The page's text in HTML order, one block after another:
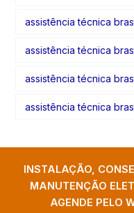
assistência técnica
assistência técnica
assistência técnica
assistência técnica
INSTALAÇÃO,
MANUTENÇÃO
AGENDE PELO